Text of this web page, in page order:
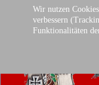
Wir nutzen
verbessern
Funktionalitäten